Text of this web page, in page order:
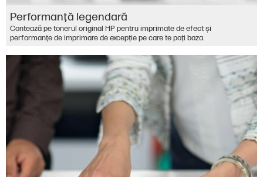
Performanţă legendară
Contează pe tonerul original HP pentru imprimate de efect şi
performanţe de imprimare de excepţie pe care te poţi baza.